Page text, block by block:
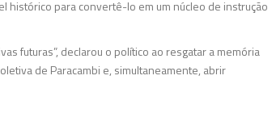
histórico para convertê-lo em um núcleo de instrução
futuras”, declarou o político ao resgatar a memória
de Paracambi e, simultaneamente, abrir